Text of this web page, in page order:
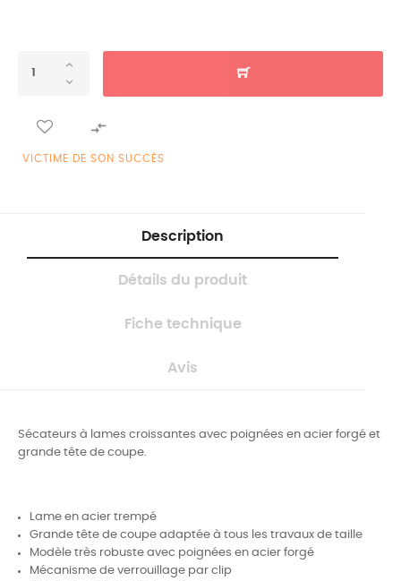

VICTIME DE SON SUCCÈS
Description
Détails du produit
Fiche technique
Avis
Sécateurs à lames croissantes avec poignées en acier forgé et
grande tête de coupe.
Lame en acier trempé
Grande tête de coupe adaptée à tous les travaux de taille
Modèle très robuste avec poignées en acier forgé
Mécanisme de verrouillage par clip